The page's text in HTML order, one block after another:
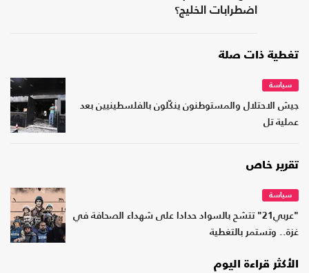
اضطرابات الخليج؟
تغطية ذات صلة
سياسة
جيش الاحتلال والمستوطنون ينكّلون بالفلسطينيين بعد
عملية تل
تقرير خاص
سياسة
"عربي21" تتشح بالسواد حدادا على شهداء الصحافة في
غزة.. وتستمر بالتغطية
الأكثر قراءة اليوم